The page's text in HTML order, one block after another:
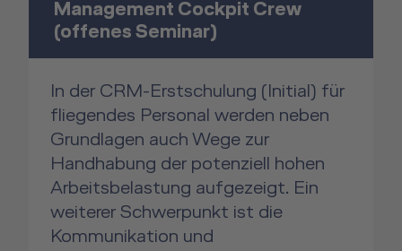
Management Cockpit Crew
(offenes Seminar)
In der CRM-Erstschulung (Initial) für
fliegendes Personal werden neben
Grundlagen auch Wege zur
Handhabung der potenziell hohen
Arbeitsbelastung aufgezeigt. Ein
weiterer Schwerpunkt ist die
Kommunikation und